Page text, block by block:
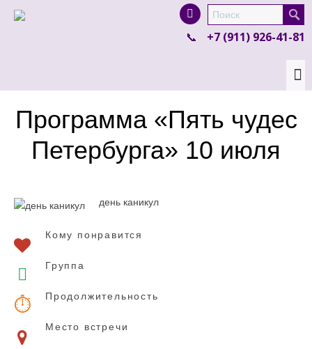
product in a size size .
colour items.
+7 (911) 926-41-81
Программа «Пять чудес
Петербурга» 10 июля
день каникул
Кому понравится
Группа
Продолжительность
Место встречи